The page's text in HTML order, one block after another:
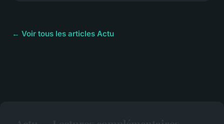
← Voir tous les articles Actu